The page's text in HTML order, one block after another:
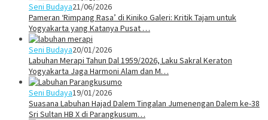
Seni Budaya21/06/2026
Pameran ‘Rimpang Rasa’ di Kiniko Galeri: Kritik Tajam untuk
Yogyakarta yang Katanya Pusat …
Seni Budaya20/01/2026
Labuhan Merapi Tahun Dal 1959/2026, Laku Sakral Keraton
Yogyakarta Jaga Harmoni Alam dan M…
Seni Budaya19/01/2026
Suasana Labuhan Hajad Dalem Tingalan Jumenengan Dalem ke-38
Sri Sultan HB X di Parangkusum…